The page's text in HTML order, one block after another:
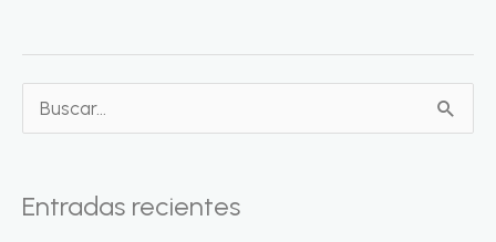
Entradas recientes